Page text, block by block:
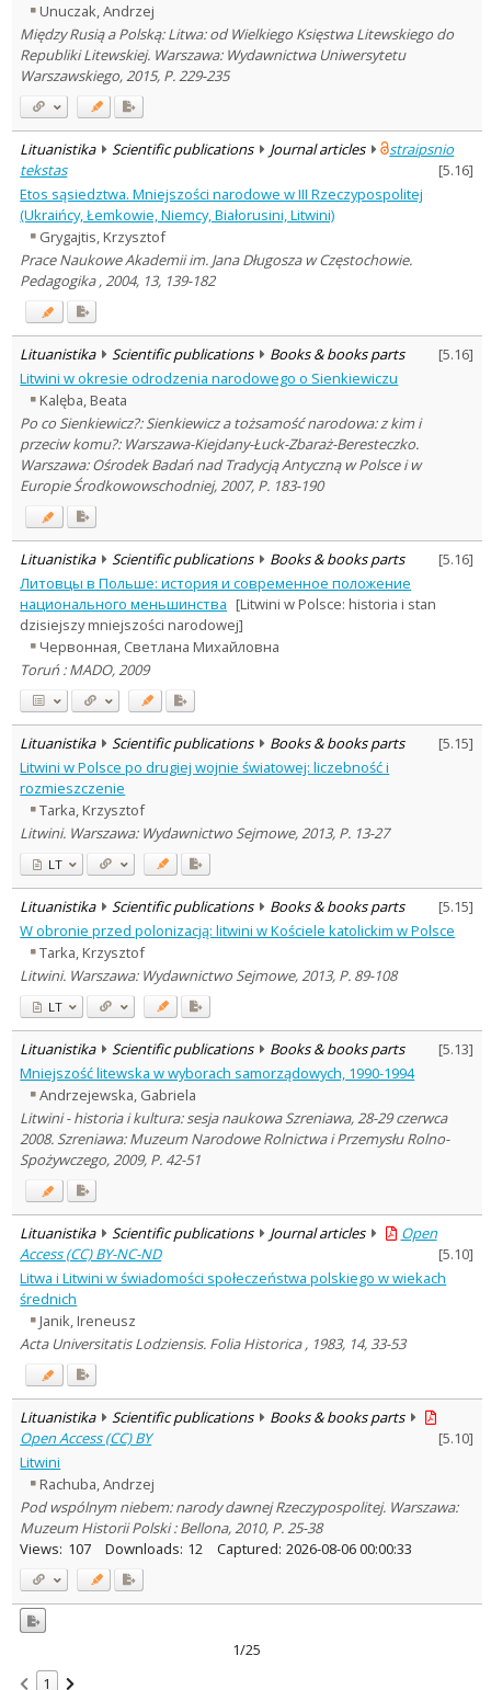
Unuczak, Andrzej
Między Rusią a Polską: Litwa: od Wielkiego Księstwa Litewskiego do
Republiki Litewskiej. Warszawa: Wydawnictwa Uniwersytetu
Warszawskiego, 2015, P. 229-235
Lituanistika Scientific publications Journal articles
straipsnio
tekstas
[5.16]
Etos sąsiedztwa. Mniejszości narodowe w III Rzeczypospolitej
(Ukraińcy, Łemkowie, Niemcy, Białorusini, Litwini)
Grygajtis, Krzysztof
Prace Naukowe Akademii im. Jana Długosza w Częstochowie.
Pedagogika , 2004, 13, 139-182
Lituanistika Scientific publications Books & books parts [5.16]
Litwini w okresie odrodzenia narodowego o Sienkiewiczu
Kalęba, Beata
Po co Sienkiewicz?: Sienkiewicz a tożsamość narodowa: z kim i
przeciw komu?: Warszawa-Kiejdany-Łuck-Zbaraż-Beresteczko.
Warszawa: Ośrodek Badań nad Tradycją Antyczną w Polsce i w
Europie Środkowowschodniej, 2007, P. 183-190
Lituanistika Scientific publications Books & books parts [5.16]
Литовцы в Польше: история и современное положение
национального меньшинства [Litwini w Polsce: historia i stan
dzisiejszy mniejszości narodowej]
Червонная, Светлана Михайловна
Toruń : MADO, 2009
Lituanistika Scientific publications Books & books parts [5.15]
Litwini w Polsce po drugiej wojnie światowej: liczebność i
rozmieszczenie
Tarka, Krzysztof
Litwini. Warszawa: Wydawnictwo Sejmowe, 2013, P. 13-27
LT
Lituanistika Scientific publications Books & books parts [5.15]
W obronie przed polonizacją: litwini w Kościele katolickim w Polsce
Tarka, Krzysztof
Litwini. Warszawa: Wydawnictwo Sejmowe, 2013, P. 89-108
LT
Lituanistika Scientific publications Books & books parts [5.13]
Mniejszość litewska w wyborach samorządowych, 1990-1994
Andrzejewska, Gabriela
Litwini - historia i kultura: sesja naukowa Szreniawa, 28-29 czerwca
2008. Szreniawa: Muzeum Narodowe Rolnictwa i Przemysłu Rolno-
Spożywczego, 2009, P. 42-51
Lituanistika Scientific publications Journal articles
Open
Access (CC) BY-NC-ND
[5.10]
Litwa i Litwini w świadomości społeczeństwa polskiego w wiekach
średnich
Janik, Ireneusz
Acta Universitatis Lodziensis. Folia Historica , 1983, 14, 33-53
Lituanistika Scientific publications
Books & books parts
Open Access (CC) BY
[5.10]
Litwini
Rachuba, Andrzej
Pod wspólnym niebem: narody dawnej Rzeczypospolitej. Warszawa:
Muzeum Historii Polski : Bellona, 2010, P. 25-38
Views: 107 Downloads: 12 Captured: 2026-08-06 00:00:33
1/25
1